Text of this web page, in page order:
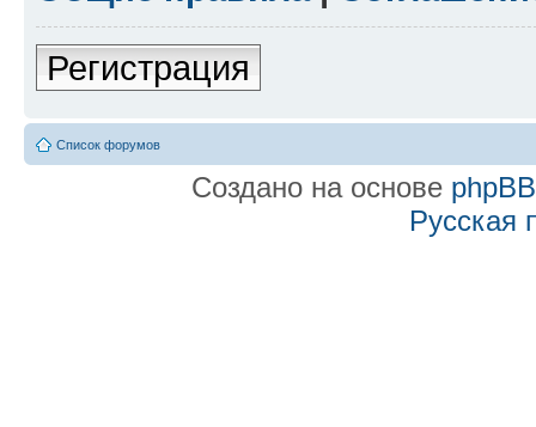
Регистрация
Список форумов
Создано на основе phpBB
Русская